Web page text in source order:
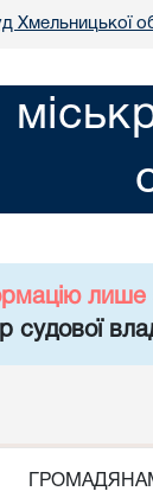
Хмельницької
лише
судової